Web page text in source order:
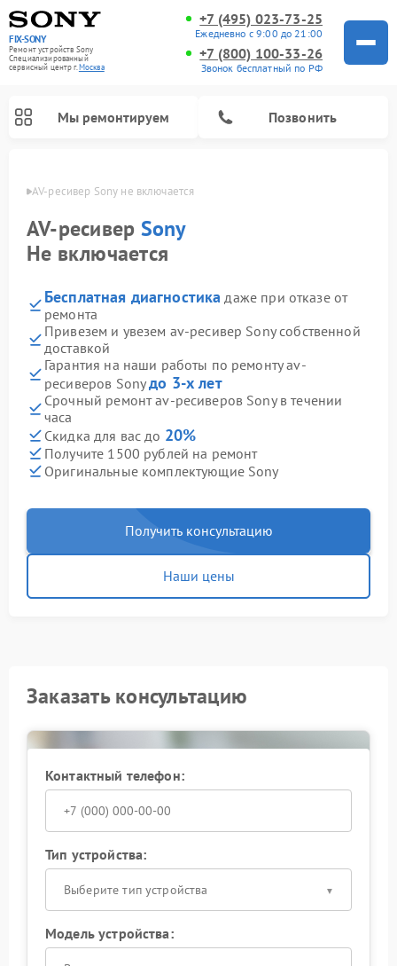
FIX-SONY
Ремонт устройств Sony
Специализированный
cервисный центр г.Москва
+7 (495) 023-73-25
Ежедневно с 9:00 до 21:00
+7 (800) 100-33-26
Звонок бесплатный по РФ
Мы ремонтируем Позвонить
AV-ресивер Sony не включается
AV-ресивер Sony
Не включается
Бесплатная диагностика даже при отказе от
ремонта
Привезем и увезем av-ресивер Sony собственной
доставкой
Гарантия на наши работы по ремонту av-
ресиверов Sonyдо 3-х лет
Срочный ремонт av-ресиверов Sony в течении
часа
Скидка для вас до 20%
Получите 1500 рублей на ремонт
Оригинальные комплектующие Sony
Получить консультацию
Наши цены
Заказать консультацию
Контактный телефон:
Тип устройства:
Выберите тип устройства
Модель устройства: